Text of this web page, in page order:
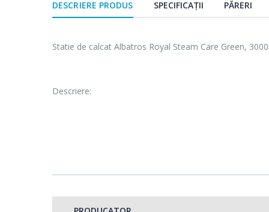
DESCRIERE PRODUS SPECIFICAȚII PĂRERI
Statie de calcat Albatros Royal Steam Care Green,
Descriere:
Rezervor de apa (1,5 litri)